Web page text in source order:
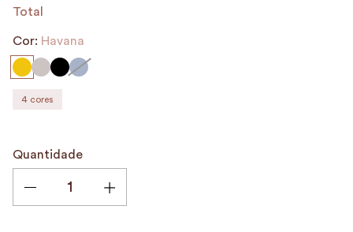
Total
Cor: Havana
4 cores
Quantidade
8º
nécessaire